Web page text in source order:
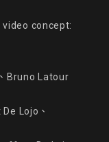
concept:
Bruno Latour
Lojo、